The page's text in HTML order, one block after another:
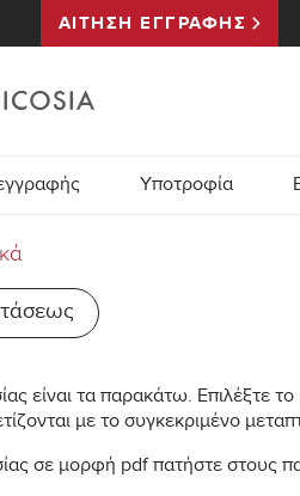
ΑΙΤΗΣΗ ΕΓΓΡΑΦΗΣ
Υποτροφία
είναι τα παρακάτω. Επιλέξτε το
με το συγκεκριμένο
σε μορφή pdf πατήστε στους